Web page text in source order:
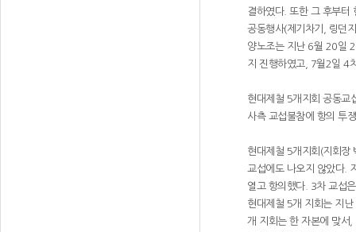
결하였다. 또한 그 후부터
공동행사(제기차기, 링던
양노조는 지난 6월 20일
지 진행하였고, 7월2일 4
현대제철 5개지회 공동교
사측 교섭불참에 항의 투
현대제철 5개지회(지회
교섭에도 나오지 않았다.
열고 항의했다. 3차 교섭
현대제철 5개 지회는 지
개 지회는 한 자본에 맞서